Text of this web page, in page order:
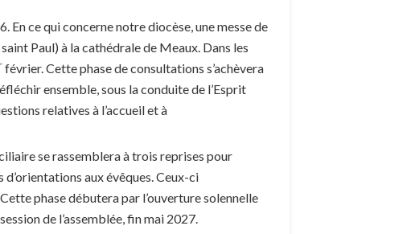
En ce qui concerne notre diocèse, une messe de
Paul) à la cathédrale de Meaux. Dans les
février. Cette phase de consultations s’achèvera
ensemble, sous la conduite de l’Esprit
relatives à l’accueil et à
se rassemblera à trois reprises pour
aux évêques. Ceux-ci
phase débutera par l’ouverture solennelle
session de l’assemblée, fin mai 2027.